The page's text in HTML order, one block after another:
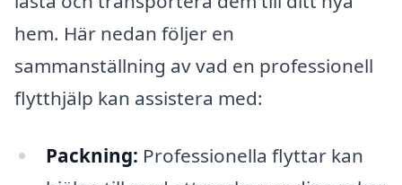
hem. Här nedan följer en
sammanställning av vad en professionell
flytthjälp kan assistera med:
Packning: Professionella flyttar kan